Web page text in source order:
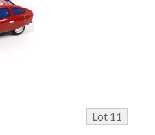
Lot 11